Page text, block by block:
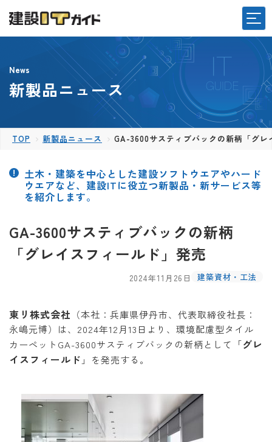
News
新製品ニュース
TOP 新製品ニュース GA-3600サスティブバックの新柄「グレ
土木・建築を中心とした建設ソフトウエアやハード
ウエアなど、建設ITに役立つ新製品・新サービス等
を紹介します。
GA-3600サスティブバックの新柄
「グレイスフィールド」発売
2024年11月26日 建築資材・工法
東リ株式会社 （本社：兵庫県伊丹市、代表取締役社長：
永嶋元博）は、2024年12月13日より、環境配慮型タイル
カーペットGA-3600サスティブバックの新柄として「グレ
イスフィールド 」を発売する。